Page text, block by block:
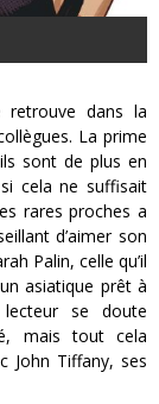
retrouve dans la
La prime
sont de plus en
cela ne suffisait
rares proches a
d’aimer son
Palin, celle qu’il
asiatique prêt à
se doute
mais tout cela
John Tiffany, ses